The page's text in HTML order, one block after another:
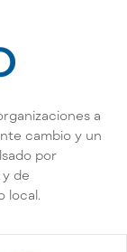
a
cambio y un
por
de
local.